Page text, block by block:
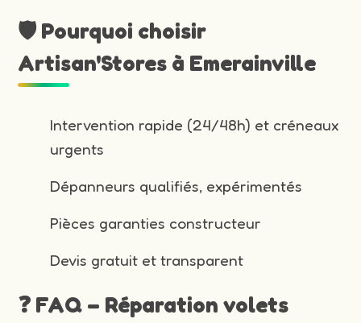
🛡️ Pourquoi choisir
Artisan'Stores à Emerainville
Intervention rapide (24/48h) et créneaux
urgents
Dépanneurs qualifiés, expérimentés
Pièces garanties constructeur
Devis gratuit et transparent
❓ FAQ – Réparation volets